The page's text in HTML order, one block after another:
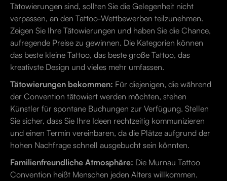
Tätowierungen sind, sollten Sie die Gelegenheit nicht
verpassen, an den Tattoo-Wettbewerben teilzunehmen.
Zeigen Sie Ihre Tätowierungen und haben Sie die Chance,
aufregende Preise zu gewinnen. Die Kategorien können
das beste kleine Tattoo, das beste große Tattoo, das
kreativste Design und vieles mehr umfassen.
Tätowierungen bekommen: Für diejenigen, die während
der Convention tätowiert werden möchten, stehen
Künstler für spontane Buchungen zur Verfügung. Stellen
Sie sicher, dass Sie Ihre Ideen rechtzeitig kommunizieren
und einen Termin vereinbaren, da die Plätze aufgrund der
hohen Nachfrage schnell ausgebucht sein könnten.
Familienfreundliche Atmosphäre: Die Murnau Tattoo
Convention heißt Menschen jeden Alters willkommen.